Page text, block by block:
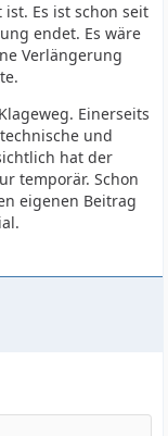
Es ist schon seit
endet. Es wäre
Verlängerung
Einerseits
und
hat der
temporär. Schon
eigenen Beitrag